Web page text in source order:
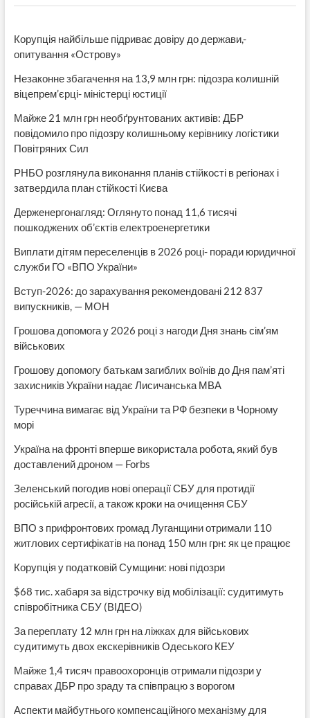
Корупція найбільше підриває довіру до держави,-
опитування «Острову»
Незаконне збагачення на 13,9 млн грн: підозра колишній
віцепрем’єрці- міністерці юстиції
Майже 21 млн грн необґрунтованих активів: ДБР
повідомило про підозру колишньому керівнику логістики
Повітряних Сил
РНБО розглянула виконання планів стійкості в регіонах і
затвердила план стійкості Києва
Держенергонагляд: Оглянуто понад 11,6 тисячі
пошкоджених об’єктів електроенергетики
Виплати дітям переселенців в 2026 році- поради юридичної
служби ГО «ВПО України»
Вступ-2026: до зарахування рекомендовані 212 837
випускників, — МОН
Грошова допомога у 2026 році з нагоди Дня знань сім’ям
військових
Грошову допомогу батькам загиблих воїнів до Дня пам’яті
захисників України надає Лисичанська МВА
Туреччина вимагає від України та РФ безпеки в Чорному
морі
Україна на фронті вперше використала робота, який був
доставлений дроном — Forbs
Зеленський погодив нові операції СБУ для протидії
російській агресії, а також кроки на очищення СБУ
ВПО з прифронтових громад Луганщини отримали 110
житлових сертифікатів на понад 150 млн грн: як це працює
Корупція у податковій Сумщини: нові підозри
$68 тис. хабаря за відстрочку від мобілізації: судитимуть
співробітника СБУ (ВІДЕО)
За переплату 12 млн грн на ліжках для військових
судитимуть двох екскерівників Одеського КЕУ
Майже 1,4 тисяч правоохоронців отримали підозри у
справах ДБР про зраду та співпрацю з ворогом
Аспекти майбутнього компенсаційного механізму для